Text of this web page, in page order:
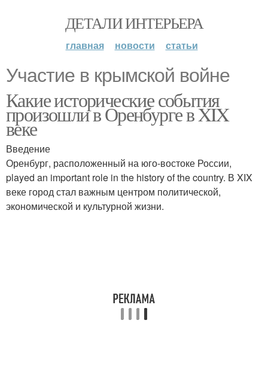
ДЕТАЛИ ИНТЕРЬЕРА
главная новости статьи
Участие в крымской войне
Какие исторические события
произошли в Оренбурге в XIX
веке
Введение
Оренбург, расположенный на юго-востоке России,
played an important role in the history of the country. В XIX
веке город стал важным центром политической,
экономической и культурной жизни.